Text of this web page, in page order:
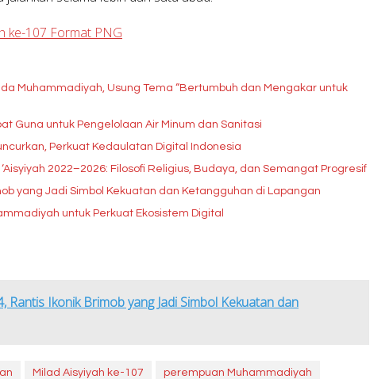
ke-107 Format PNG
Muhammadiyah, Usung Tema “Bertumbuh dan Mengakar untuk
Guna untuk Pengelolaan Air Minum dan Sanitasi
Perkuat Kedaulatan Digital Indonesia
2022–2026: Filosofi Religius, Budaya, dan Semangat Progresif
yang Jadi Simbol Kekuatan dan Ketangguhan di Lapangan
untuk Perkuat Ekosistem Digital
Rantis Ikonik Brimob yang Jadi Simbol Kekuatan dan
Milad Aisyiyah ke-107 perempuan Muhammadiyah